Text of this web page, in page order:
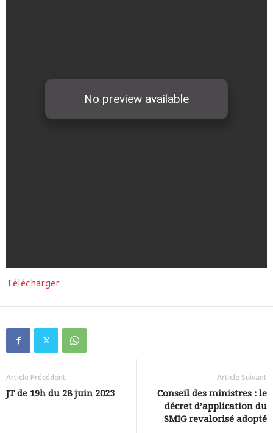
Télécharger
Article Précédent
JT de 19h du 28 juin 2023
Article Suivant
Conseil des ministres : le
décret d’application du
SMIG revalorisé adopté